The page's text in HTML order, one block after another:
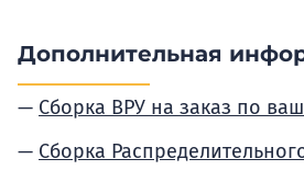
Дополнительная
Сборка ВРУ на заказ по
Сборка